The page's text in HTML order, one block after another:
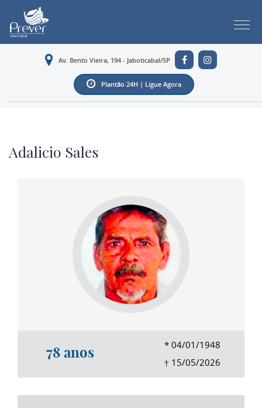
Av. Bento Vieira, 194 - Jaboticabal/SP
Plantão 24H | Ligue Agora
Adalicio Sales
78 anos
*04/01/1948
† 15/05/2026